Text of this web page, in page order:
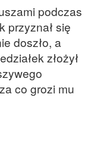
podczas
przyznał się
doszło, a
złożył
co grozi mu